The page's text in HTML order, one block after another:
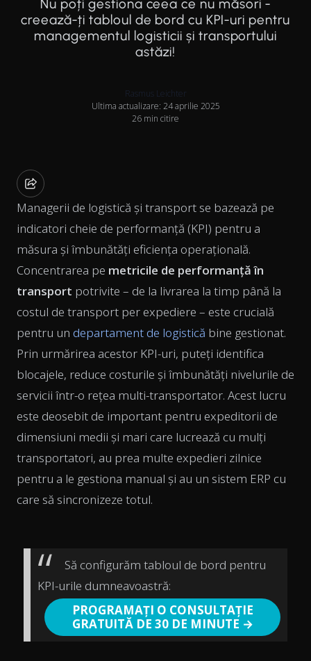
Nu poți gestiona ceea ce nu măsori -
creează-ți tabloul de bord cu KPI-uri pentru
managementul logisticii și transportului
astăzi!
Rasmus Leichter
Ultima actualizare: 24 aprilie 2025
26 min citire
Managerii de logistică și transport se bazează pe
indicatori cheie de performanță (KPI) pentru a
măsura și îmbunătăți eficiența operațională.
Concentrarea pe metricile de performanță în
transport potrivite – de la livrarea la timp până la
costul de transport per expediere – este crucială
pentru un departament de logistică bine gestionat.
Prin urmărirea acestor KPI-uri, puteți identifica
blocajele, reduce costurile și îmbunătăți nivelurile de
servicii într-o rețea multi-transportator. Acest lucru
este deosebit de important pentru expeditorii de
dimensiuni medii și mari care lucrează cu mulți
transportatori, au prea multe expedieri zilnice
pentru a le gestiona manual și au un sistem ERP cu
care să sincronizeze totul.
Să configurăm tabloul de bord pentru
KPI-urile dumneavoastră:
PROGRAMAȚI O CONSULTAȚIE
GRATUITĂ DE 30 DE MINUTE →